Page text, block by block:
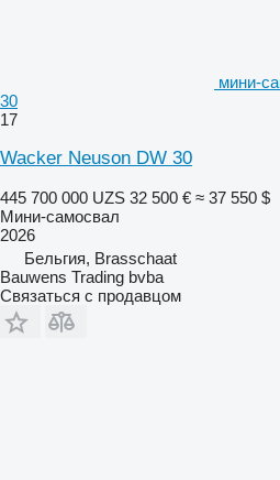
мини-
30
17
Wacker Neuson DW 30
445 700 000 UZS 32 500 € ≈ 37 550 $
Мини-самосвал
2026
Бельгия, Brasschaat
Bauwens Trading bvba
Связаться с продавцом